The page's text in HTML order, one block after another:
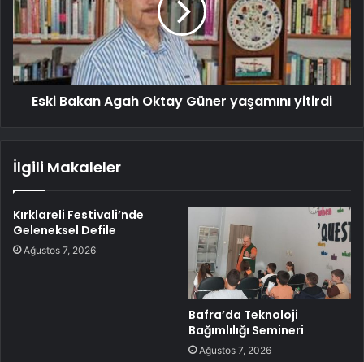
Eski Bakan Agah Oktay Güner yaşamını yitirdi
İlgili Makaleler
Kırklareli Festivali’nde
Geleneksel Defile
Ağustos 7, 2026
Bafra’da Teknoloji
Bağımlılığı Semineri
Ağustos 7, 2026